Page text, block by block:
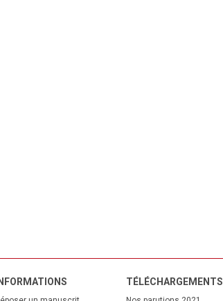
INFORMATIONS TÉLÉCHARGEMENTS